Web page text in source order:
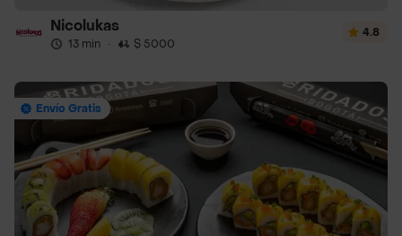
Nicolukas
13 min · $ 5000
4.8
Envío Gratis